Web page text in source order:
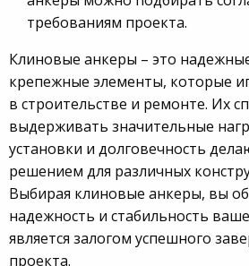
требованиям проекта.
Клиновые анкеры – это
крепежные элементы, которые
в строительстве и ремонте. Их
выдерживать значительные
установки и долговечность
решением для различных
Выбирая клиновые анкеры, вы
надежность и стабильность
является залогом успешного
проекта.